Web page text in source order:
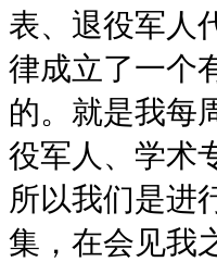
表、退役军人
律成立了一个
的。就是我每
役军人、学术
所以我们是进
集，在会见我